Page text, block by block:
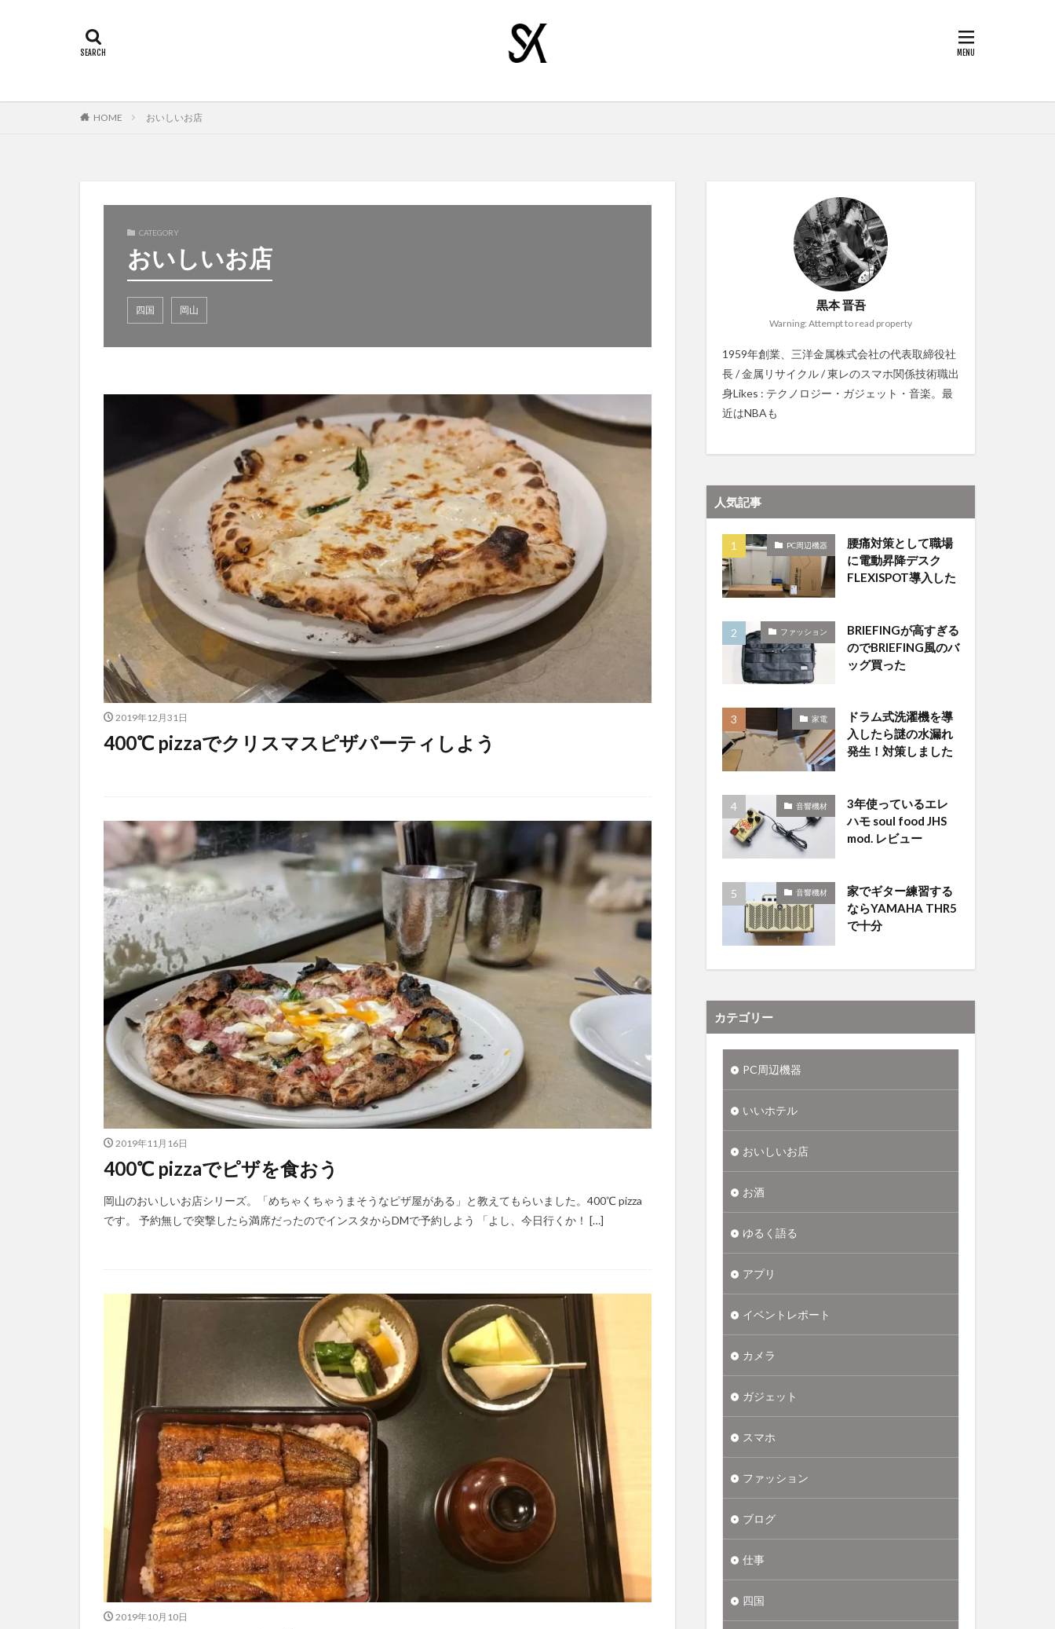
HOME おいしいお店
CATEGORY
おいしいお店
四国 岡山
2019年12月31日
400℃ pizzaでクリスマスピザパーティしよう
2019年11月16日
400℃ pizzaでピザを食おう
岡山のおいしいお店シリーズ。「めちゃくちゃうまそうなピザ屋がある」と教えてもらいました。400℃ pizza
です。 予約無しで突撃したら満席だったのでインスタからDMで予約しよう 「よし、今日行くか！ […]
2019年10月10日
黒本 晋吾
Warning: Attempt to read property
1959年創業、三洋金属株式会社の代表取締役社
長 / 金属リサイクル / 東レのスマホ関係技術職出
身Likes : テクノロジー・ガジェット・音楽。最
近はNBAも
人気記事
PC周辺機器
腰痛対策として職場
に電動昇降デスク
FLEXISPOT導入した
ファッション
BRIEFINGが高すぎる
のでBRIEFING風のバ
ッグ買った
家電
ドラム式洗濯機を導
入したら謎の水漏れ
発生！対策しました
音響機材
3年使っているエレ
ハモ soul food JHS
mod. レビュー
音響機材
家でギター練習する
ならYAMAHA THR5
で十分
カテゴリー
PC周辺機器
いいホテル
おいしいお店
お酒
ゆるく語る
アプリ
イベントレポート
カメラ
ガジェット
スマホ
ファッション
ブログ
仕事
四国